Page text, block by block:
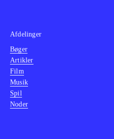
Afdelinger
Bøger
Artikler
Film
Musik
Spil
Noder